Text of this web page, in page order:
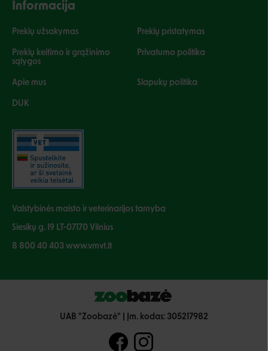
Informacija
Prekių užsakymas Prekių pristatymas
Prekių keitimo ir grąžinimo
sąlygos
Privatumo politika
Apie mus Slapukų politika
DUK
Valstybinės maisto ir veterinarijos tarnyba
Siesikų g. 19 LT-07170 Vilnius
8 800 40 403 www.vmvt.lt
UAB "Zoobazė" | Įm. kodas: 305217982